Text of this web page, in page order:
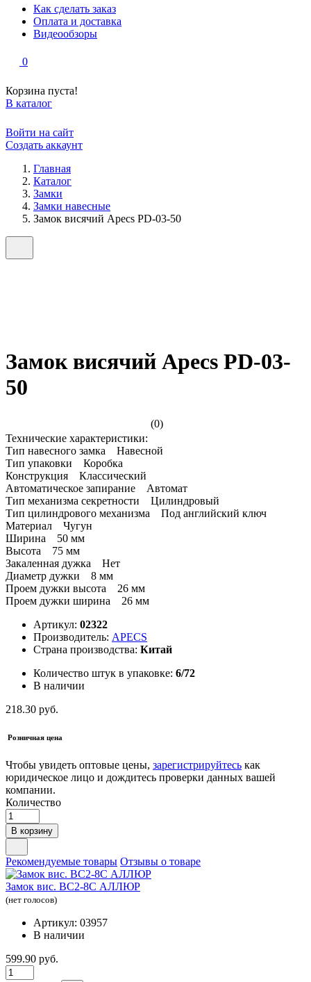
Как сделать заказ
Оплата и доставка
Видеообзоры
0
Корзина пуста!
В каталог
Войти на сайт
Создать аккаунт
Главная
Каталог
Замки
Замки навесные
Замок висячий Apecs PD-03-50
Замок висячий Apecs PD-03-
50
(0)
Технические характеристики:
Тип навесного замка Навесной
Тип упаковки Коробка
Конструкция Классический
Автоматическое запирание Автомат
Тип механизма секретности Цилиндровый
Тип цилиндрового механизма Под английский ключ
Материал Чугун
Ширина 50 мм
Высота 75 мм
Закаленная дужка Нет
Диаметр дужки 8 мм
Проем дужки высота 26 мм
Проем дужки ширина 26 мм
Артикул: 02322
Производитель: APECS
Страна производства: Китай
Количество штук в упаковке: 6/72
В наличии
218.30 руб.
Розничная цена
Чтобы увидеть оптовые цены, зарегистрируйтесь как
юридическое лицо и дождитесь проверки данных вашей
компании.
Количество
В корзину
Рекомендуемые товары Отзывы о товаре
Замок вис. ВС2-8С АЛЛЮР
(нет голосов)
Артикул: 03957
В наличии
599.90 руб.